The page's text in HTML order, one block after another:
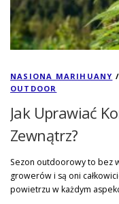
NASIONA MARIHUANY /
OUTDOOR
Jak Uprawiać
Zewnątrz?
Sezon outdoorowy to bez
growerów i są oni
powietrzu w każdym